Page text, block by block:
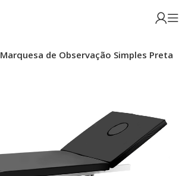
Marquesa de Observação Simples Preta